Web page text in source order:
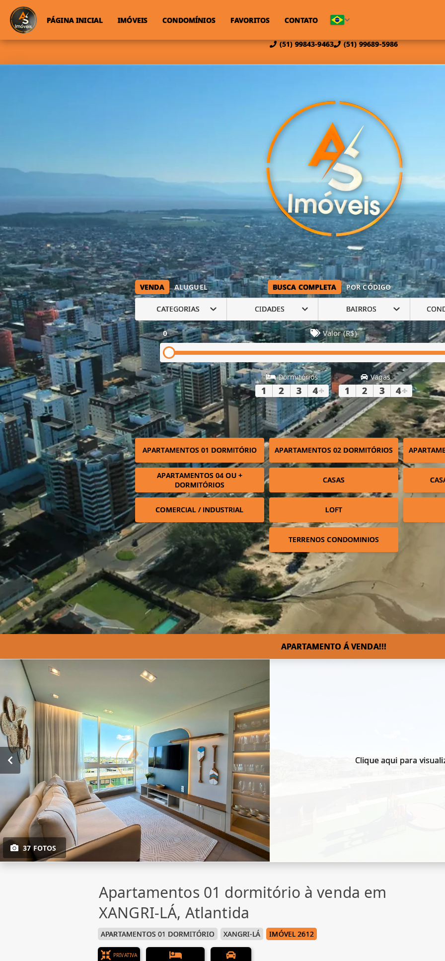
(51) 99843-9463 (51) 99689-5986
PÁGINA INICIAL IMÓVEIS CONDOMÍNIOS FAVORITOS CONTATO
VENDA ALUGUEL BUSCA COMPLETA POR CÓDIGO
CATEGORIAS CIDADES BAIRROS
0 Valor (R$)
Dormitórios
1 2 3 4+
Vagas
1 2 3 4+
APARTAMENTOS 01 DORMITÓRIO APARTAMENTOS 02 DORMITÓRIOS
APARTAMENTOS 04 OU +
DORMITÓRIOS
CASAS
COMERCIAL / INDUSTRIAL LOFT
TERRENOS CONDOMINIOS
APARTAMENTO Á VENDA!!!
37 FOTOS
Clique aqui para
Apartamentos 01 dormitório à venda em
XANGRI-LÁ, Atlantida
APARTAMENTOS 01 DORMITÓRIO XANGRI-LÁ IMÓVEL 2612
PRIVATIVA